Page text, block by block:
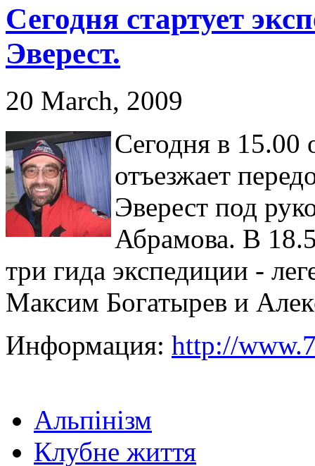
Сегодня стартует
Эверест.
20 March, 2009
Сегодня в
отъезжает
Эверест под
Абрамова. В
три гида экспедиции -
Максим Богатырев и
Информация: http://
Альпінізм
Клубне життя